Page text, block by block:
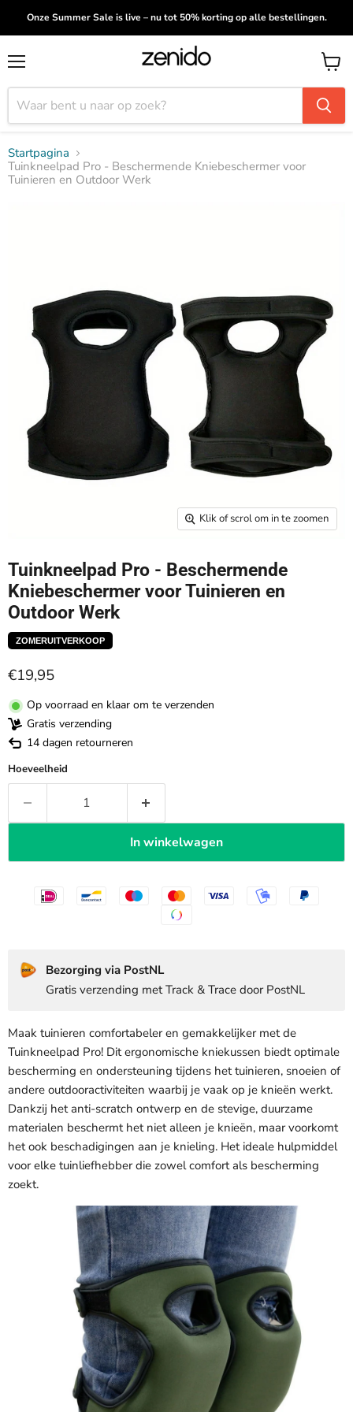
Onze Summer Sale is live – nu tot 50% korting op alle bestellingen.
Startpagina
Tuinkneelpad Pro - Beschermende Kniebeschermer voor
Tuinieren en Outdoor Werk
Klik of scrol om in te zoomen
Tuinkneelpad Pro - Beschermende
Kniebeschermer voor Tuinieren en
Outdoor Werk
ZOMERUITVERKOOP
€19,95
Op voorraad en klaar om te verzenden
Gratis verzending
14 dagen retourneren
Hoeveelheid
In winkelwagen
Bezorging via PostNL
Gratis verzending met Track & Trace door PostNL
Maak tuinieren comfortabeler en gemakkelijker met de
Tuinkneelpad Pro! Dit ergonomische kniekussen biedt optimale
bescherming en ondersteuning tijdens het tuinieren, snoeien of
andere outdooractiviteiten waarbij je vaak op je knieën werkt.
Dankzij het anti-scratch ontwerp en de stevige, duurzame
materialen beschermt het niet alleen je knieën, maar voorkomt
het ook beschadigingen aan je knieling. Het ideale hulpmiddel
voor elke tuinliefhebber die zowel comfort als bescherming
zoekt.